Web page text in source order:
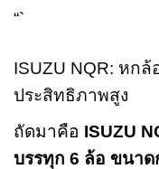
“`
ISUZU NQR: หก
ประสิทธิภาพสูง
ถัดมาคือ ISUZU
บรรทุก 6 ล้อ ขนาด